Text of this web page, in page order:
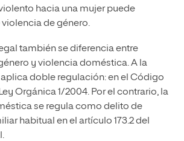
hacia una mujer puede
de género.
también se diferencia entre
y violencia doméstica. A la
doble regulación: en el Código
Orgánica 1/2004. Por el contrario, la
se regula como delito de
habitual en el artículo 173.2 del